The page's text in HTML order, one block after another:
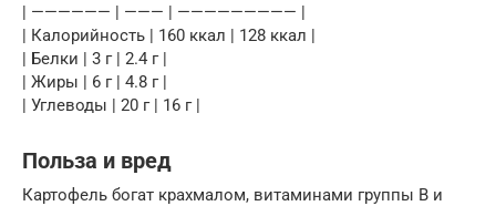
| —————— | ——— | ————————— |
| Калорийность | 160 ккал | 128 ккал |
| Белки | 3 г | 2.4 г |
| Жиры | 6 г | 4.8 г |
| Углеводы | 20 г | 16 г |
Польза и вред
Картофель богат крахмалом, витаминами группы B и